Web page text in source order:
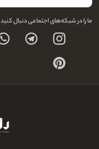
ما را در شبکه‌های اجتماعی دنبال کنید